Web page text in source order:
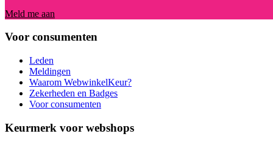
Meld me aan
Voor consumenten
Leden
Meldingen
Waarom WebwinkelKeur?
Zekerheden en Badges
Voor consumenten
Keurmerk voor webshops